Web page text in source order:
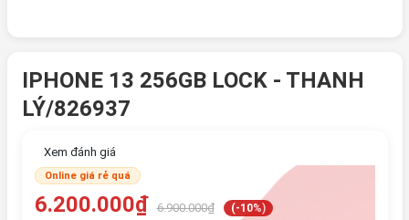
IPHONE 13 256GB LOCK - THANH
LÝ/826937
Xem đánh giá
Online giá rẻ quá
6.200.000₫ 6.900.000₫ (-10%)